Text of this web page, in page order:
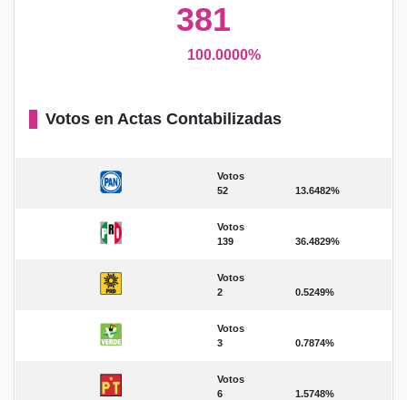
381
100.0000%
Votos en Actas Contabilizadas
Votos
52
13.6482%
Votos
139
36.4829%
Votos
2
0.5249%
Votos
3
0.7874%
Votos
6
1.5748%